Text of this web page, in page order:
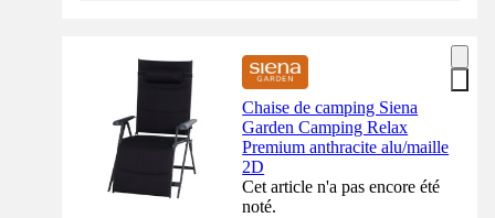
Chaise de camping Siena
Garden Camping Relax
Premium anthracite alu/maille
2D
Cet article n'a pas encore été
noté.